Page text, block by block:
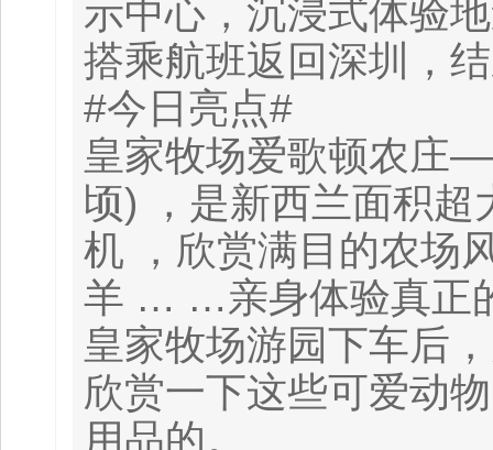
示中心，沉浸式体验
搭乘航班返回深圳，
#今日亮点#
皇家牧场爱歌顿农庄
顷) ，是新西兰面积
机 ，欣赏满目的农场
羊 … …亲身体验真正
皇家牧场游园下车后
欣赏一下这些可爱动
用品的。